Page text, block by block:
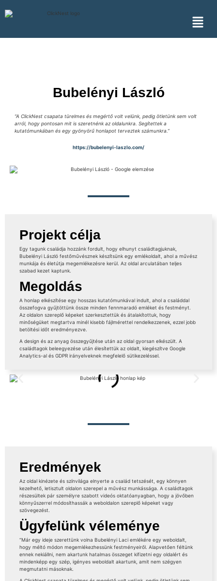
Bubelényi László
“A ClickNest csapata türelmes és megértő volt velünk, pedig ötletünk sem volt
arról, hogy pontosan mit is szeretnénk az oldalunkra. Segítettek a
kutatómunkában és egy gyönyörű honlapot terveztek számunkra.”
https://bubelenyi-laszlo.com/
Projekt célja
Egy tagunk családja hozzánk fordult, hogy elhunyt családtagjuknak,
Bubelényi László festőművésznek készítsünk egy emlékoldalt, ahol a művész
munkája és életútja megemlékezésre kerül. Az oldal arculatában teljes
szabad kezet kaptunk.
Megoldás
A honlap elkészítése egy hosszas kutatómunkával indult, ahol a családdal
összefogva gyűjtöttünk össze minden fennmaradó emléket és festményt.
Az oldalon szereplő képeket szerkesztettük és átalakítottuk, hogy
minőségüket megtartva minél kisebb fájlmérettel rendelkezzenek, ezzel jobb
betöltési időt eredményezve.
A design és az anyag összegyűjtése után az oldal gyorsan elkészült. A
családtagok beleegyezése után élesítettük az oldalt, kiegészítve Google
Analytics-al és GDPR irányelveknek megfelelő sütikezeléssel.
Eredmények
Az oldal kinézete és színvilága elnyerte a család tetszését, egy könnyen
kezelhető, letisztult oldalon szerepel a művész munkássága. A családtagok
részesültek pár személyre szabott videós oktatóanyagban, hogy a jövőben
könnyűszerrel módosíthassák a weboldalon szereplő képeket vagy
szövegezést.
Ügyfelünk véleménye
“Már egy ideje szerettünk volna Bubelényi Laci emlékére egy weboldalt,
hogy méltó módon megemlékezhessünk festményeiről. Alapvetően féltünk
ennek nekiállni, nem akartunk hatalmas összeget kifizetni egy oldalért és
mindenképp egy szép, igényes weboldalt akartunk, amit nem szégyen
megmutatni másoknak.